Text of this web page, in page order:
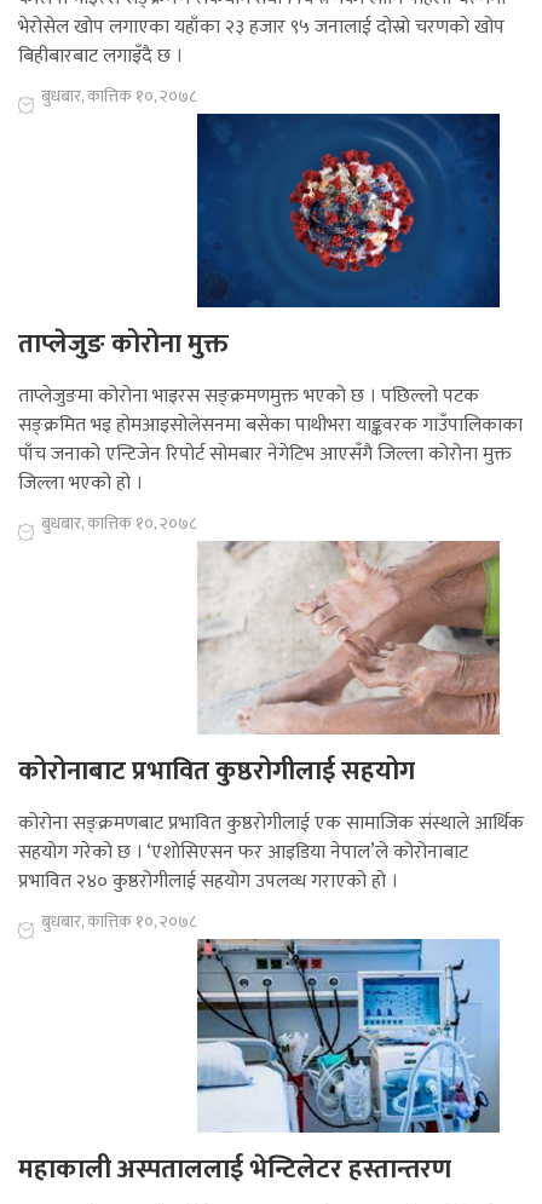
भेरोसेल खोप लगाएका यहाँका २३ हजार ९५ जनालाई दोस्रो चरणको खोप
बिहीबारबाट लगाइँदै छ ।
बुधबार, कात्तिक १०, २०७८
ताप्लेजुङ कोरोना मुक्त
ताप्लेजुङमा कोरोना भाइरस सङ्क्रमणमुक्त भएको छ । पछिल्लो पटक
सङ्क्रमित भइ होमआइसोलेसनमा बसेका पाथीभरा याङ्कवरक गाउँपालिकाका
पाँच जनाको एन्टिजेन रिपोर्ट सोमबार नेगेटिभ आएसँगै जिल्ला कोरोना मुक्त
जिल्ला भएको हो ।
बुधबार, कात्तिक १०, २०७८
कोरोनाबाट प्रभावित कुष्ठरोगीलाई सहयोग
कोरोना सङ्क्रमणबाट प्रभावित कुष्ठरोगीलाई एक सामाजिक संस्थाले आर्थिक
सहयोग गरेको छ । ‘एशोसिएसन फर आइडिया नेपाल’ले कोरोनाबाट
प्रभावित २४० कुष्ठरोगीलाई सहयोग उपलव्ध गराएको हो ।
बुधबार, कात्तिक १०, २०७८
महाकाली अस्पताललाई भेन्टिलेटर हस्तान्तरण